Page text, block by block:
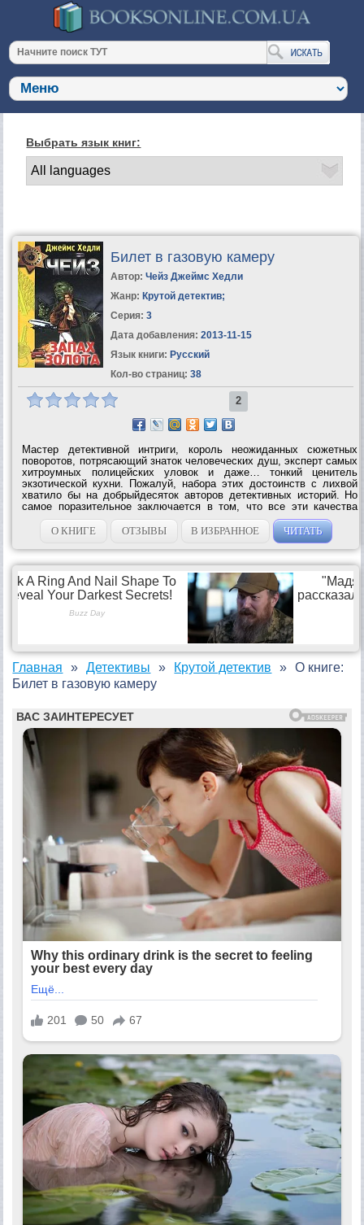
Выбрать язык книг:
Билет в газовую камеру
Автор: Чейз Джеймс Хедли
Жанр: Крутой детектив;
Серия: 3
Дата добавления: 2013-11-15
Язык книги: Русский
Кол-во страниц: 38
2
Мастер детективной интриги, король неожиданных сюжетных
поворотов, потрясающий знаток человеческих душ, эксперт самых
хитроумных полицейских уловок и даже… тонкий ценитель
экзотической кухни. Пожалуй, набора этих достоинств с лихвой
хватило бы на добрыйдесяток авторов детективных историй. Но
самое поразительное заключается в том, что все эти качества
характеризуют одного замечательного писателя. Первые же
страницы знаменитого...
О КНИГЕ ОТЗЫВЫ В ИЗБРАННОЕ ЧИТАТЬ
Главная Детективы Крутой детектив
О книге:
Билет в газовую камеру